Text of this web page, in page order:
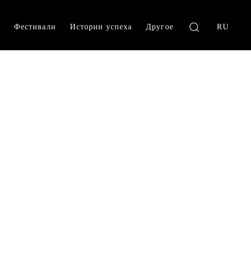
Фестивали Истории успеха Другое RU